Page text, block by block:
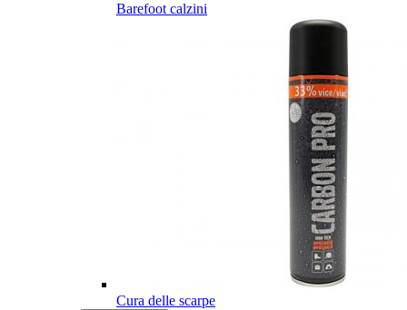
Barefoot calzini
Cura delle scarpe